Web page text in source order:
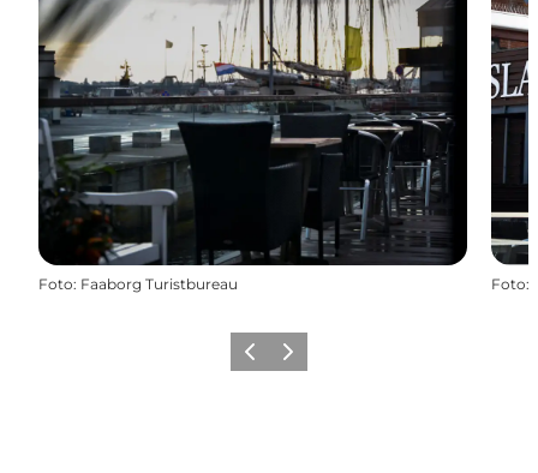
Foto: Faaborg Turistbureau Foto:
ZurückWeiter